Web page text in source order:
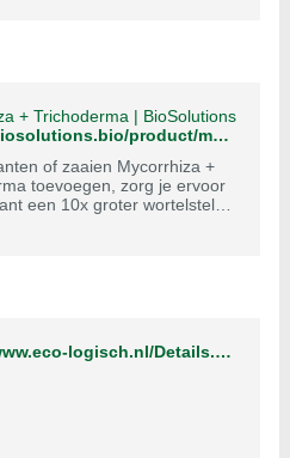
+ Trichoderma | BioSolutions
https://biosolutions.bio/product/mycorrhiza/
of zaaien Mycorrhiza +
toevoegen, zorg je ervoor
een 10x groter wortelstelsel
https://www.eco-logisch.nl/Details.aspx?ProductID=3985